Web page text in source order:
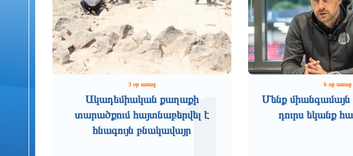
դեպքերի
209
Մադրիդում
3 օր առաջ
Ակադեմիական քաղաքի
տարածքում հայտնաբերվել է
հնագույն բնակավայր
6 օր առաջ
Մենք միանգամայն
դուրս եկանք